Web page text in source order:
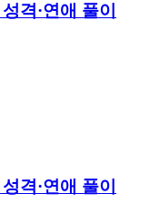
격·연애 풀이
격·연애 풀이